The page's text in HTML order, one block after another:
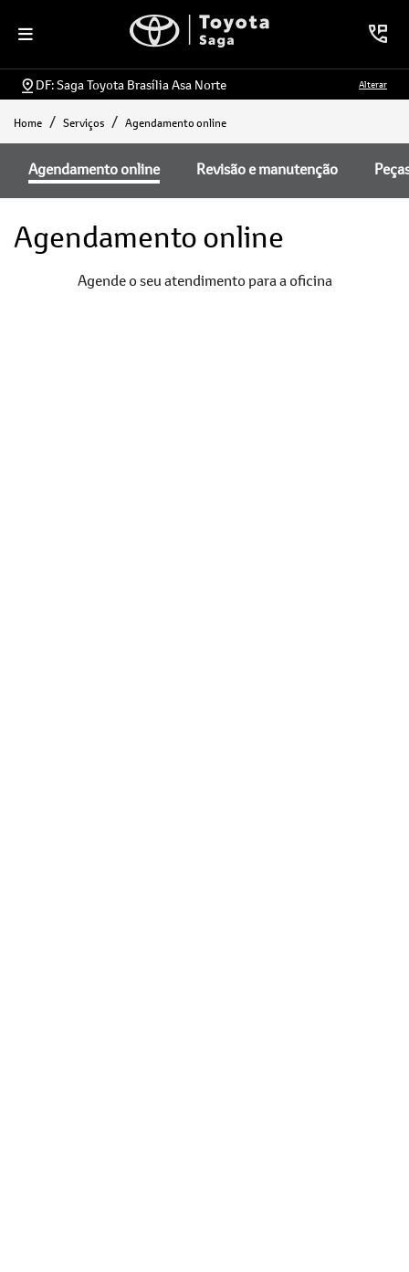
DF: Saga Toyota Brasília Asa Norte Alterar
Home Serviços Agendamento online
Agendamento online Revisão e manutenção
Agendamento online
Agende o seu atendimento para a oficina